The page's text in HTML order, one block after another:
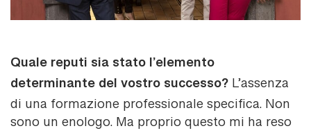
Quale reputi sia stato l’elemento
determinante del vostro successo? L’assenza
di una formazione professionale specifica. Non
sono un enologo. Ma proprio questo mi ha reso